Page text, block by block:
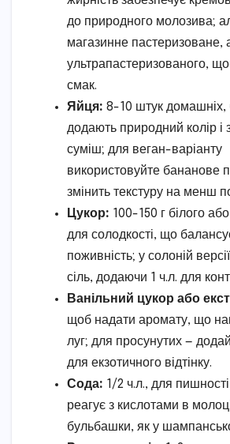
до природного молозива;
магазинне пастеризоване,
ультрапастеризованого,
смак.
Яйця: 8-10 штук домашніх,
додають природний колір і
суміш; для веган-варіанту
використовуйте бананове
змінить текстуру на менш
Цукор: 100-150 г білого
для солодкості, що
поживність; у солоній
сіль, додаючи 1 ч.л. для
Ванільний цукор або
щоб надати аромату, що
луг; для просунутих —
для екзотичного відтінку.
Сода: 1/2 ч.л., для
реагує з кислотами в
бульбашки, як у